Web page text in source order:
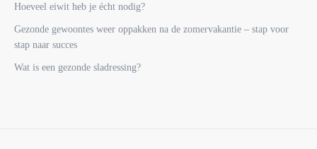
Hoeveel eiwit heb je écht nodig?
Gezonde gewoontes weer oppakken na de zomervakantie – stap voor
stap naar succes
Wat is een gezonde sladressing?